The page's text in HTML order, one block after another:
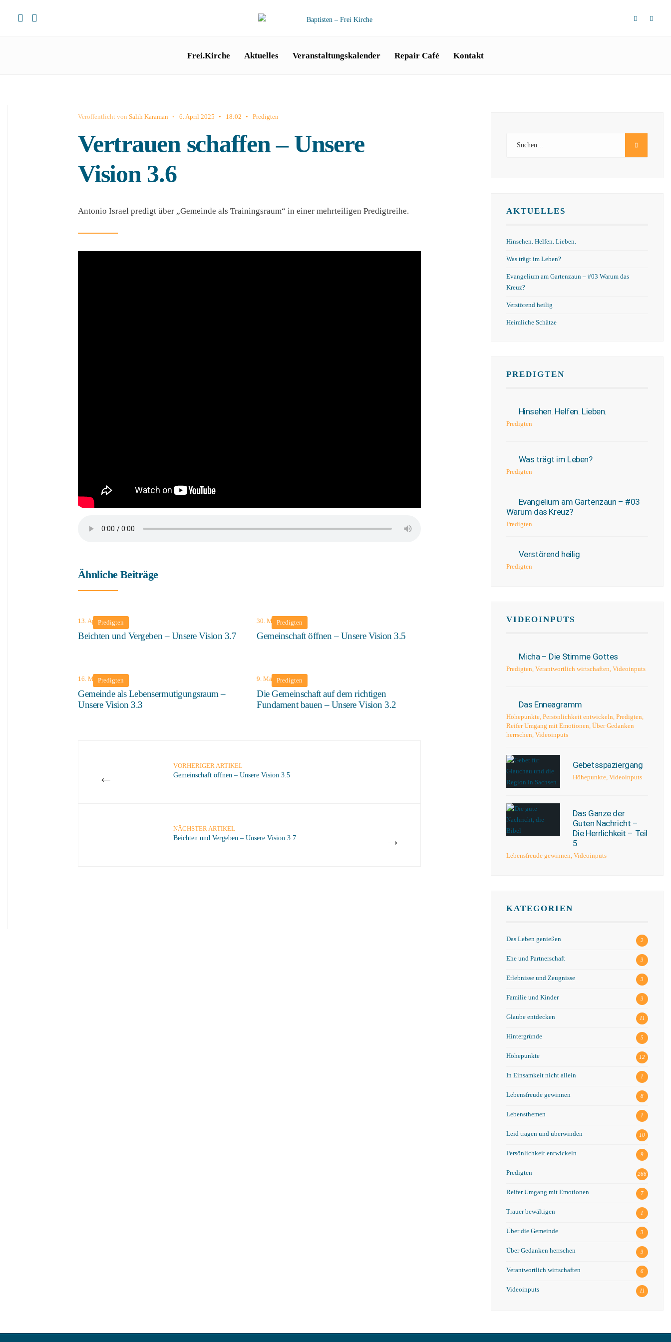
Frei.Kirche Aktuelles Veranstaltungskalender Repair Café Kontakt
Veröffentlicht von Salih Karaman • 6. April 2025 • 18:02 • Predigten
Vertrauen schaffen – Unsere
Vision 3.6
Antonio Israel predigt über „Gemeinde als Trainingsraum“ in einer mehrteiligen Predigtreihe.
Ähnliche Beiträge
Predigten
13. April 2025
Beichten und Vergeben – Unsere Vision 3.7
Predigten
30. März 2025
Gemeinschaft öffnen – Unsere Vision 3.5
Predigten
16. März 2025
Gemeinde als Lebensermutigungsraum –
Unsere Vision 3.3
Predigten
9. März 2025
Die Gemeinschaft auf dem richtigen
Fundament bauen – Unsere Vision 3.2
←
VORHERIGER ARTIKEL
Gemeinschaft öffnen – Unsere Vision 3.5
→
NÄCHSTER ARTIKEL
Beichten und Vergeben – Unsere Vision 3.7
AKTUELLES
Hinsehen. Helfen. Lieben.
Was trägt im Leben?
Evangelium am Gartenzaun – #03 Warum das
Kreuz?
Verstörend heilig
Heimliche Schätze
PREDIGTEN
Hinsehen. Helfen. Lieben.
Predigten
Was trägt im Leben?
Predigten
Evangelium am Gartenzaun – #03
Warum das Kreuz?
Predigten
Verstörend heilig
Predigten
VIDEOINPUTS
Micha – Die Stimme Gottes
Predigten, Verantwortlich wirtschaften, Videoinputs
Das Enneagramm
Höhepunkte, Persönlichkeit entwickeln, Predigten,
Reifer Umgang mit Emotionen, Über Gedanken
herrschen, Videoinputs
Gebetsspaziergang
Höhepunkte, Videoinputs
Das Ganze der
Guten Nachricht –
Die Herrlichkeit – Teil
5
Lebensfreude gewinnen, Videoinputs
KATEGORIEN
Das Leben genießen 2
Ehe und Partnerschaft 3
Erlebnisse und Zeugnisse 3
Familie und Kinder 3
Glaube entdecken 11
Hintergründe 5
Höhepunkte 12
In Einsamkeit nicht allein 1
Lebensfreude gewinnen 8
Lebensthemen 1
Leid tragen und überwinden 10
Persönlichkeit entwickeln 9
Predigten 266
Reifer Umgang mit Emotionen 7
Trauer bewältigen 1
Über die Gemeinde 3
Über Gedanken herrschen 3
Verantwortlich wirtschaften 6
Videoinputs 11